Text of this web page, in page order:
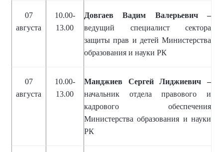
07
августа
10.00-
13.00
Довгаев Вадим Валерьевич –
ведущий специалист сектора
защиты прав и детей Министерства
образования и науки РК
07
августа
10.00-
13.00
Манджиев Сергей Лиджиевич –
начальник отдела правового и
кадрового обеспечения
Министерства образования и науки
РК